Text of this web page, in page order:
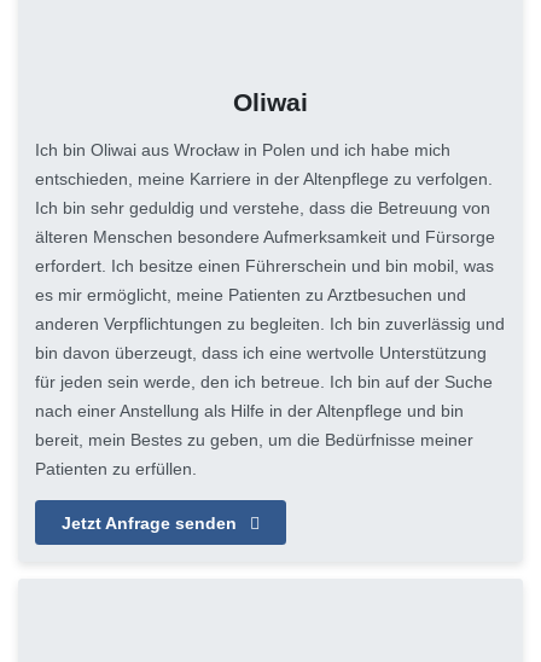
Oliwai
Ich bin Oliwai aus Wrocław in Polen und ich habe mich
entschieden, meine Karriere in der Altenpflege zu verfolgen.
Ich bin sehr geduldig und verstehe, dass die Betreuung von
älteren Menschen besondere Aufmerksamkeit und Fürsorge
erfordert. Ich besitze einen Führerschein und bin mobil, was
es mir ermöglicht, meine Patienten zu Arztbesuchen und
anderen Verpflichtungen zu begleiten. Ich bin zuverlässig und
bin davon überzeugt, dass ich eine wertvolle Unterstützung
für jeden sein werde, den ich betreue. Ich bin auf der Suche
nach einer Anstellung als Hilfe in der Altenpflege und bin
bereit, mein Bestes zu geben, um die Bedürfnisse meiner
Patienten zu erfüllen.
Jetzt Anfrage senden